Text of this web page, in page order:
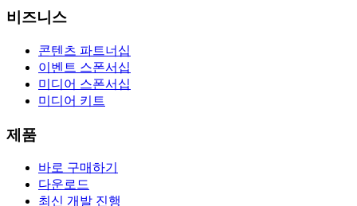
비즈니스
콘텐츠 파트너십
이벤트 스폰서십
미디어 스폰서십
미디어 키트
제품
바로 구매하기
다운로드
최신 개발 진행